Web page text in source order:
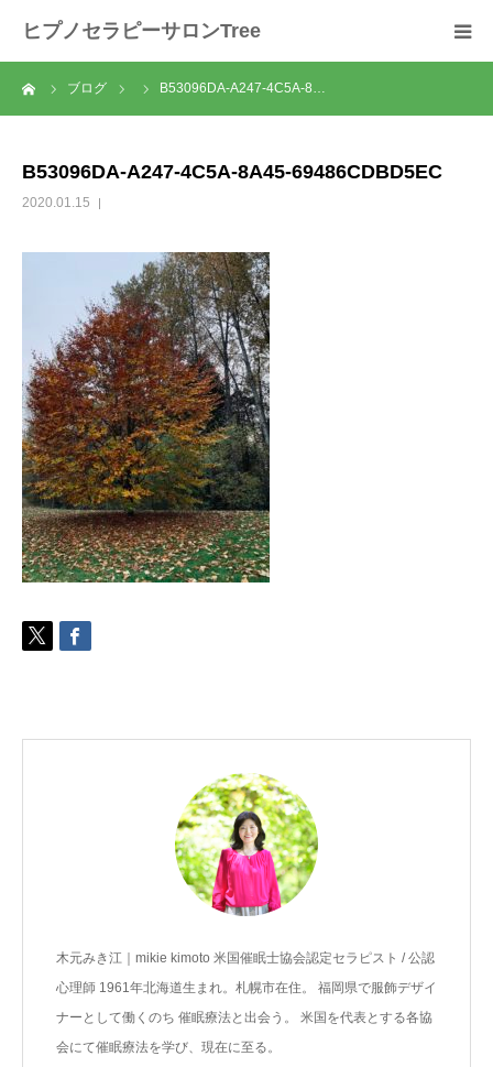
ヒプノセラピーサロンTree
ブログ B53096DA-A247-4C5A-8…
B53096DA-A247-4C5A-8A45-69486CDBD5EC
2020.01.15
木元みき江｜mikie kimoto 米国催眠士協会認定セラピスト / 公認
心理師 1961年北海道生まれ。札幌市在住。 福岡県で服飾デザイ
ナーとして働くのち 催眠療法と出会う。 米国を代表とする各協
会にて催眠療法を学び、現在に至る。
ホーム
セラピーの流れ
メニュー
料金
スクール
ご予約